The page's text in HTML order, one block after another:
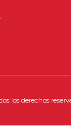
los derechos